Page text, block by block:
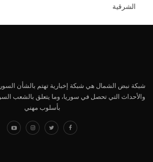
الشرقية
شبكة نبض الشمال هي شبكة إخبارية تهتم بالشأن
والأحداث التي تحصل في سوريا، وما يتعلق بالشعب
بأسلوب مهني